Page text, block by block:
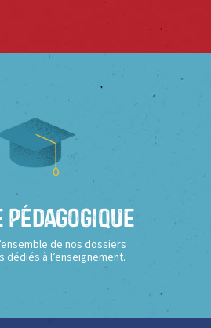
Pédagogique
de nos dossiers
dédiés à l’enseignement.